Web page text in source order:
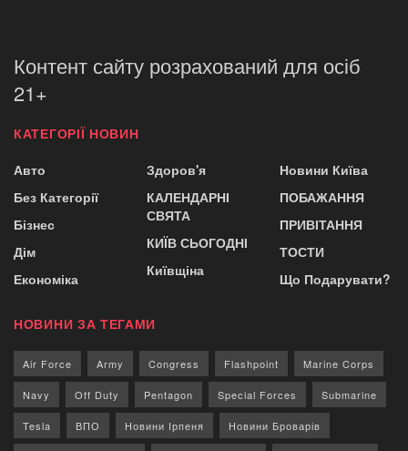
Контент сайту розрахований для осіб
21+
КАТЕГОРІЇ НОВИН
Авто
Без Категорії
Бізнес
Дім
Економіка
Здоров'я
КАЛЕНДАРНІ
СВЯТА
КИЇВ СЬОГОДНІ
Київщіна
Новини Київа
ПОБАЖАННЯ
ПРИВІТАННЯ
ТОСТИ
Що Подарувати?
НОВИНИ ЗА ТЕГАМИ
Air Force Army Congress Flashpoint Marine Corps
Navy Off Duty Pentagon Special Forces Submarine
Tesla ВПО Новини Ірпеня Новини Броварів